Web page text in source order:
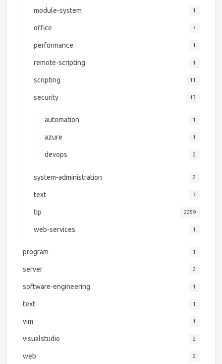
module-system 1
office 7
performance 1
remote-scripting 1
scripting 11
security 13
automation 1
azure 1
devops 2
system-administration 2
text 7
tip 2259
web-services 1
program 1
server 2
software-engineering 1
text 1
vim 1
visualstudio 2
web 2